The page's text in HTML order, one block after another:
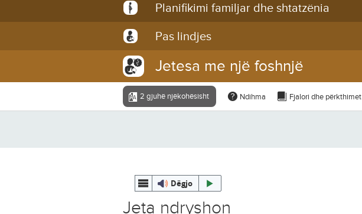
Planifikimi familjar dhe shtatzënia
Pas lindjes
Jetesa me një foshnjë
2 gjuhë njëkohësisht Ndihma Fjalori dhe përkthimet
Dëgjo
Jeta ndryshon